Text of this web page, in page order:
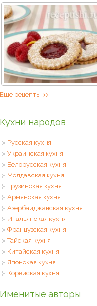
Еще рецепты >>
Кухни народов
Русская кухня
Украинская кухня
Белорусская кухня
Молдавская кухня
Грузинская кухня
Армянская кухня
Азербайджанская кухня
Итальянская кухня
Французская кухня
Тайская кухня
Китайская кухня
Японская кухня
Корейская кухня
Именитые авторы